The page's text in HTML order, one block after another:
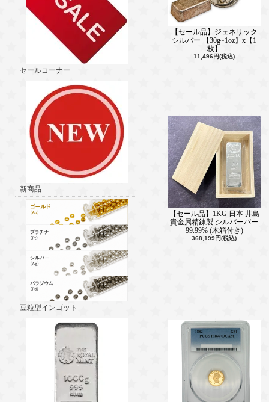
セールコーナー
新商品
豆粒型インゴット
【セール品】ジェネリック
シルバー 【30g~1oz】x【1
枚】
11,496円(税込)
【セール品】1KG 日本 井島
貴金属精錬製 シルバーバー
99.99% (木箱付き)
368,199円(税込)